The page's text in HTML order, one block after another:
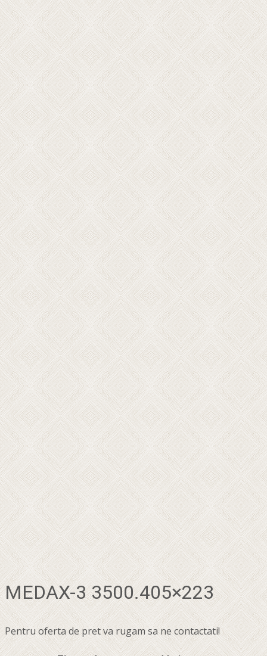
MEDAX-3 3500.405×223
Pentru oferta de pret va rugam sa ne contactati!